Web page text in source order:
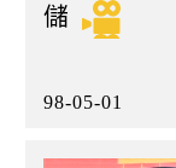
儲
98-05-01